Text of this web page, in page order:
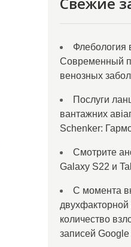
Флебология
Современный
венозных
Послуги
вантажних
Schenker:
Смотрите
Galaxy S22 и
С момента
количество
записей